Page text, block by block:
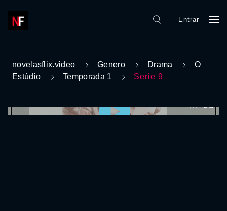
Entrar
novelasflix.video Genero Drama
O
Estúdio
Temporada 1 Serie 9